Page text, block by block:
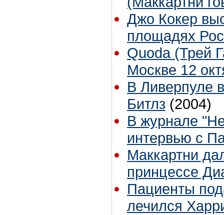
Джо Кокер
площадях
Quoda (Трей
Москве 12
В Ливерпуле
Битлз (2004)
В журнале
интервью с
Маккартни
принцессе
Пациенты
лечился